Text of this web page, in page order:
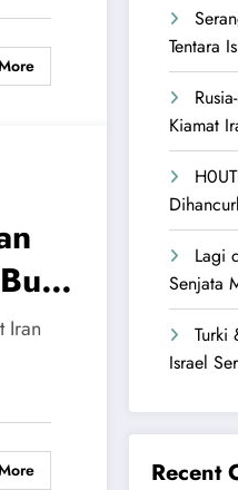
Iran
Tentara
Kiamat
Lagi
Senjata
Turki
Israel
Recent